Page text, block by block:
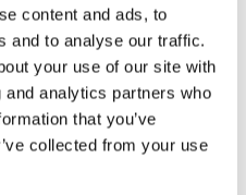
content and ads, to
and to analyse our traffic.
your use of our site with
analytics partners who
that you’ve
collected from your use
498